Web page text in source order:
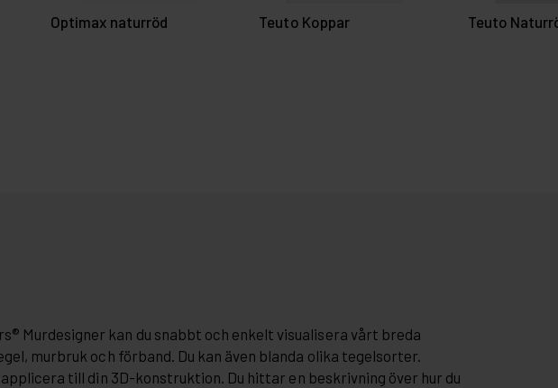
Optimax naturröd Teuto Koppar Teuto
Murdesigner kan du snabbt och enkelt visualisera vårt breda
murbruk och förband. Du kan även blanda olika tegelsorter.
till din 3D-konstruktion. Du hittar en beskrivning över hur du